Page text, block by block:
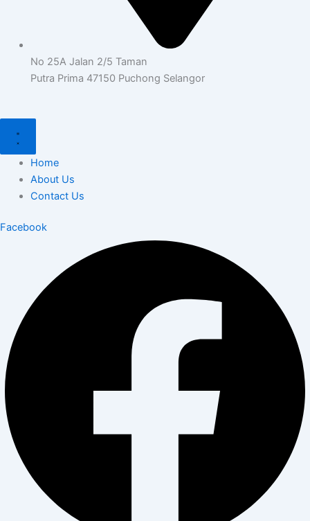
No 25A Jalan 2/5 Taman
Putra Prima 47150 Puchong Selangor
Home
About Us
Contact Us
Facebook